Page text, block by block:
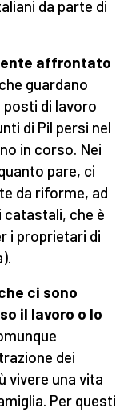
da parte di
affrontato
guardano
posti di lavoro
di Pil persi nel
in corso. Nei
pare, ci
da riforme, ad
catastali, che è
i proprietari di
ci sono
il lavoro o lo
dei
vivere una vita
Per questi